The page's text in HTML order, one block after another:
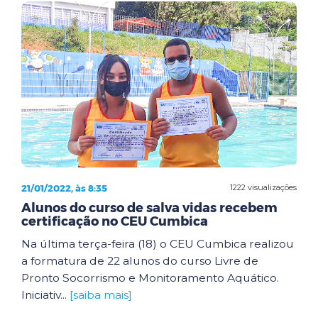
1222 visualizações
21/01/2022, às 8:35
Alunos do curso de salva vidas recebem
certificação no CEU Cumbica
Na última terça-feira (18) o CEU Cumbica realizou
a formatura de 22 alunos do curso Livre de
Pronto Socorrismo e Monitoramento Aquático.
Iniciativ... [saiba mais]